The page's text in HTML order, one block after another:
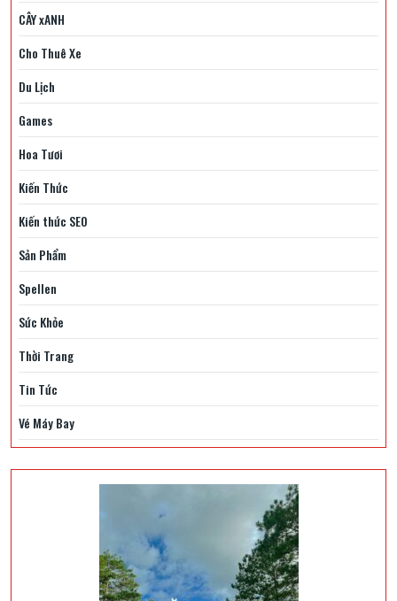
CÂY xANH
Cho Thuê Xe
Du Lịch
Games
Hoa Tươi
Kiến Thức
Kiến thức SEO
Sản Phẩm
Spellen
Sức Khỏe
Thời Trang
Tin Tức
Vé Máy Bay